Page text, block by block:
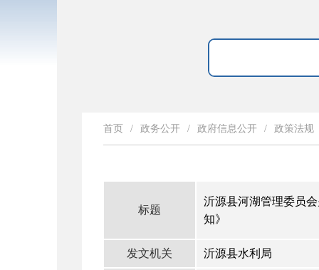
首页 / 政务公开 / 政府信息公开 / 政策法规
标题
沂源县河湖管理委员
知》
发文机关 沂源县水利局